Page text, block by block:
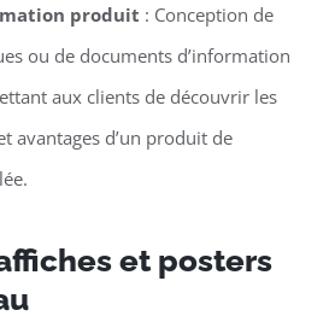
produit : Conception de
ou de documents d’information
aux clients de découvrir les
avantages d’un produit de
et posters